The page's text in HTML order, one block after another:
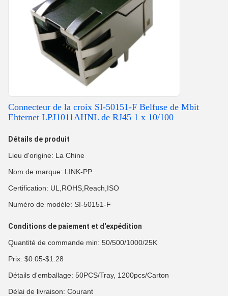
Connecteur de la croix SI-50151-F Belfuse de Mbit
Ehternet LPJ1011AHNL de RJ45 1 x 10/100
Détails de produit
Lieu d'origine: La Chine
Nom de marque: LINK-PP
Certification: UL,ROHS,Reach,ISO
Numéro de modèle: SI-50151-F
Conditions de paiement et d'expédition
Quantité de commande min: 50/500/1000/25K
Prix: $0.05-$1.28
Détails d'emballage: 50PCS/Tray, 1200pcs/Carton
Délai de livraison: Courant